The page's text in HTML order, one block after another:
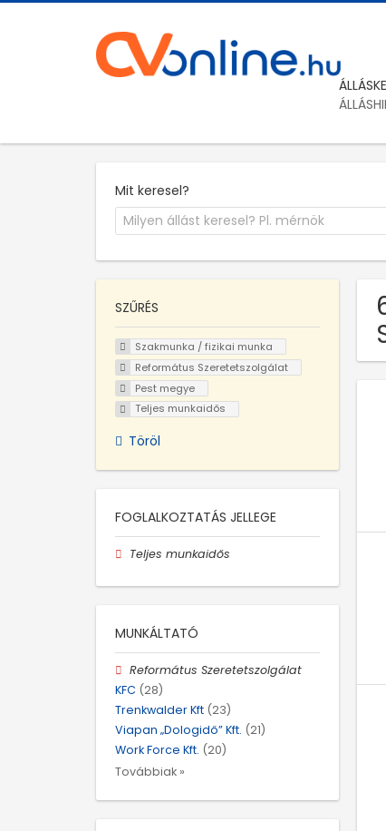
Mit keresel?
SZŰRÉS
Szakmunka / fizikai munka
Református Szeretetszolgálat
Pest megye
Teljes munkaidős
Töröl
FOGLALKOZTATÁS JELLEGE
Teljes munkaidős
MUNKÁLTATÓ
Református Szeretetszolgálat
KFC (28)
Trenkwalder Kft (23)
Viapan „Dologidő” Kft. (21)
Work Force Kft. (20)
Továbbiak »